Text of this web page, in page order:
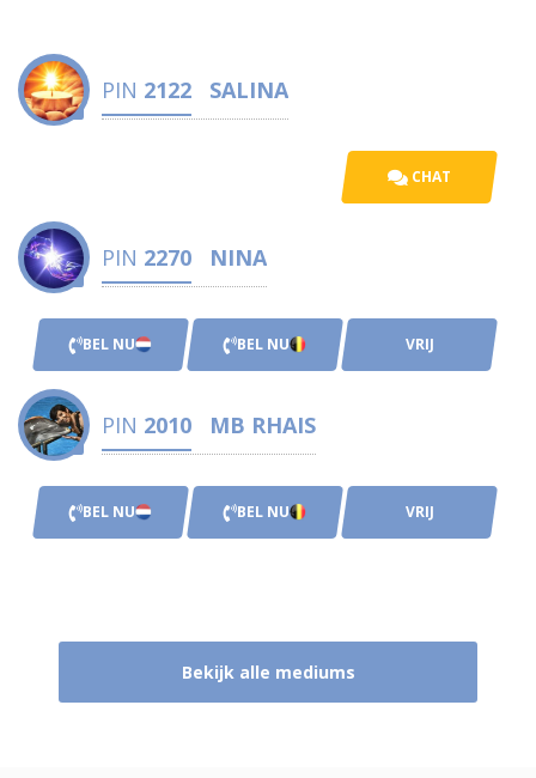
PIN 2122 SALINA
CHAT
PIN 2270 NINA
BEL NU BEL NU VRIJ
PIN 2010 MB RHAIS
BEL NU BEL NU VRIJ
Bekijk alle mediums